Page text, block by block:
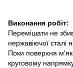
Виконання робіт:
Перемішати не
нержавіючої сталі
Поки поверхня
круговому